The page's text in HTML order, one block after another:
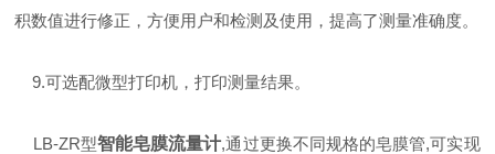
积数值进行修正，方便用户和检测及使用，提高了测量准确度。
9.可选配微型打印机，打印测量结果。
LB-ZR型智能皂膜流量计,通过更换不同规格的皂膜管,可实现